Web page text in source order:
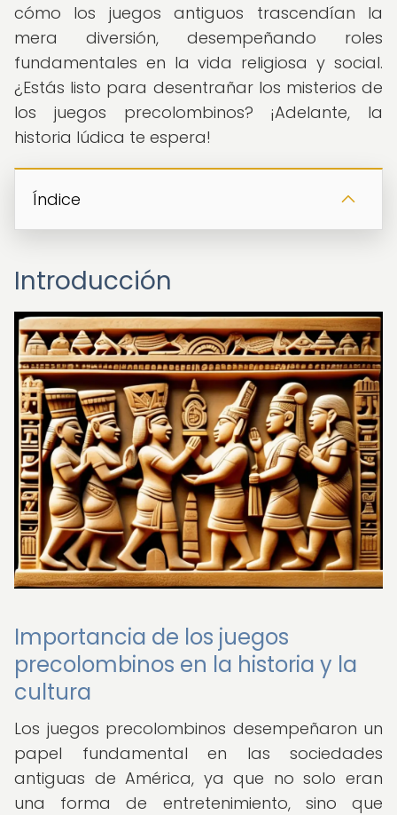
cómo los juegos antiguos trascendían la
mera diversión, desempeñando roles
fundamentales en la vida religiosa y social.
¿Estás listo para desentrañar los misterios de
los juegos precolombinos? ¡Adelante, la
historia lúdica te espera!
Índice
Introducción
Importancia de los juegos
precolombinos en la historia y la
cultura
Los juegos precolombinos desempeñaron un
papel fundamental en las sociedades
antiguas de América, ya que no solo eran
una forma de entretenimiento, sino que